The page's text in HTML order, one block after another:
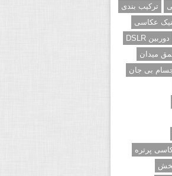
ترکیب بندی
عکاسی
دوربین DSLR
میدان
بی جان
پرتره